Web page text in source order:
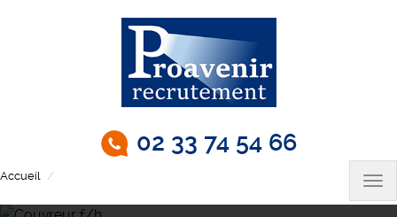
02 33 74 54 66
Accueil